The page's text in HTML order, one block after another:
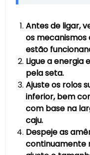
Antes de ligar,
os mecanismos
estão
Ligue a energia
pela seta.
Ajuste os rolos
inferior, bem
com base na
caju.
Despeje as
continuamente